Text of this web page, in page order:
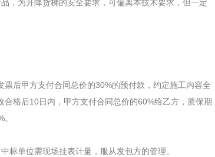
，为升降货梯的安全要求，可偏离本技术要求，但一定
后甲方支付合同总价的30%的预付款，约定施工内容全
格后10日内，甲方支付合同总价的60%给乙方，质保期
标单位需现场挂表计量，服从发包方的管理。